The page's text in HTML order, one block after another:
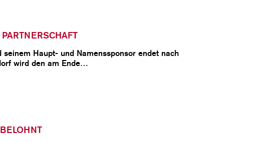
Haupt- und Namenssponsor endet nach
wird den am Ende…